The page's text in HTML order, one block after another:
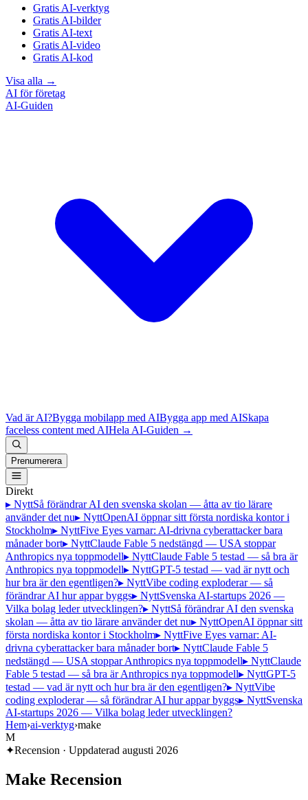
Gratis AI-verktyg
Gratis AI-bilder
Gratis AI-text
Gratis AI-video
Gratis AI-kod
Visa alla →
AI för företag
AI-Guiden
Vad är AI?Bygga mobilapp med AIBygga app med AISkapa
faceless content med AIHela AI-Guiden →
Prenumerera
Direkt
▸ NyttSå förändrar AI den svenska skolan — åtta av tio lärare
använder det nu▸ NyttOpenAI öppnar sitt första nordiska kontor i
Stockholm▸ NyttFive Eyes varnar: AI-drivna cyberattacker bara
månader bort▸ NyttClaude Fable 5 nedstängd — USA stoppar
Anthropics nya toppmodell▸ NyttClaude Fable 5 testad — så bra är
Anthropics nya toppmodell▸ NyttGPT-5 testad — vad är nytt och
hur bra är den egentligen?▸ NyttVibe coding exploderar — så
förändrar AI hur appar byggs▸ NyttSvenska AI-startups 2026 —
Vilka bolag leder utvecklingen?▸ NyttSå förändrar AI den svenska
skolan — åtta av tio lärare använder det nu▸ NyttOpenAI öppnar sitt
första nordiska kontor i Stockholm▸ NyttFive Eyes varnar: AI-
drivna cyberattacker bara månader bort▸ NyttClaude Fable 5
nedstängd — USA stoppar Anthropics nya toppmodell▸ NyttClaude
Fable 5 testad — så bra är Anthropics nya toppmodell▸ NyttGPT-5
testad — vad är nytt och hur bra är den egentligen?▸ NyttVibe
coding exploderar — så förändrar AI hur appar byggs▸ NyttSvenska
AI-startups 2026 — Vilka bolag leder utvecklingen?
Hem›ai-verktyg›make
M
✦Recension · Uppdaterad augusti 2026
Make Recension